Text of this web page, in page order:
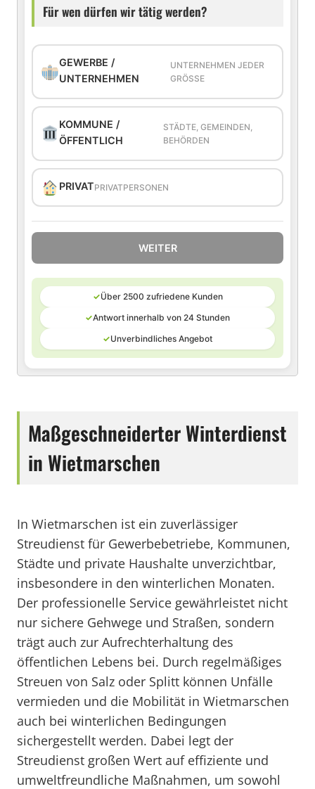
Für wen dürfen wir tätig werden?
GEWERBE /
UNTERNEHMEN
UNTERNEHMEN JEDER
GRÖSSE
KOMMUNE /
ÖFFENTLICH
STÄDTE, GEMEINDEN,
BEHÖRDEN
PRIVATPRIVATPERSONEN
WEITER
✓Über 2500 zufriedene Kunden
✓Antwort innerhalb von 24 Stunden
✓Unverbindliches Angebot
Maßgeschneiderter Winterdienst
in Wietmarschen
In Wietmarschen ist ein zuverlässiger
Streudienst für Gewerbebetriebe, Kommunen,
Städte und private Haushalte unverzichtbar,
insbesondere in den winterlichen Monaten.
Der professionelle Service gewährleistet nicht
nur sichere Gehwege und Straßen, sondern
trägt auch zur Aufrechterhaltung des
öffentlichen Lebens bei. Durch regelmäßiges
Streuen von Salz oder Splitt können Unfälle
vermieden und die Mobilität in Wietmarschen
auch bei winterlichen Bedingungen
sichergestellt werden. Dabei legt der
Streudienst großen Wert auf effiziente und
umweltfreundliche Maßnahmen, um sowohl